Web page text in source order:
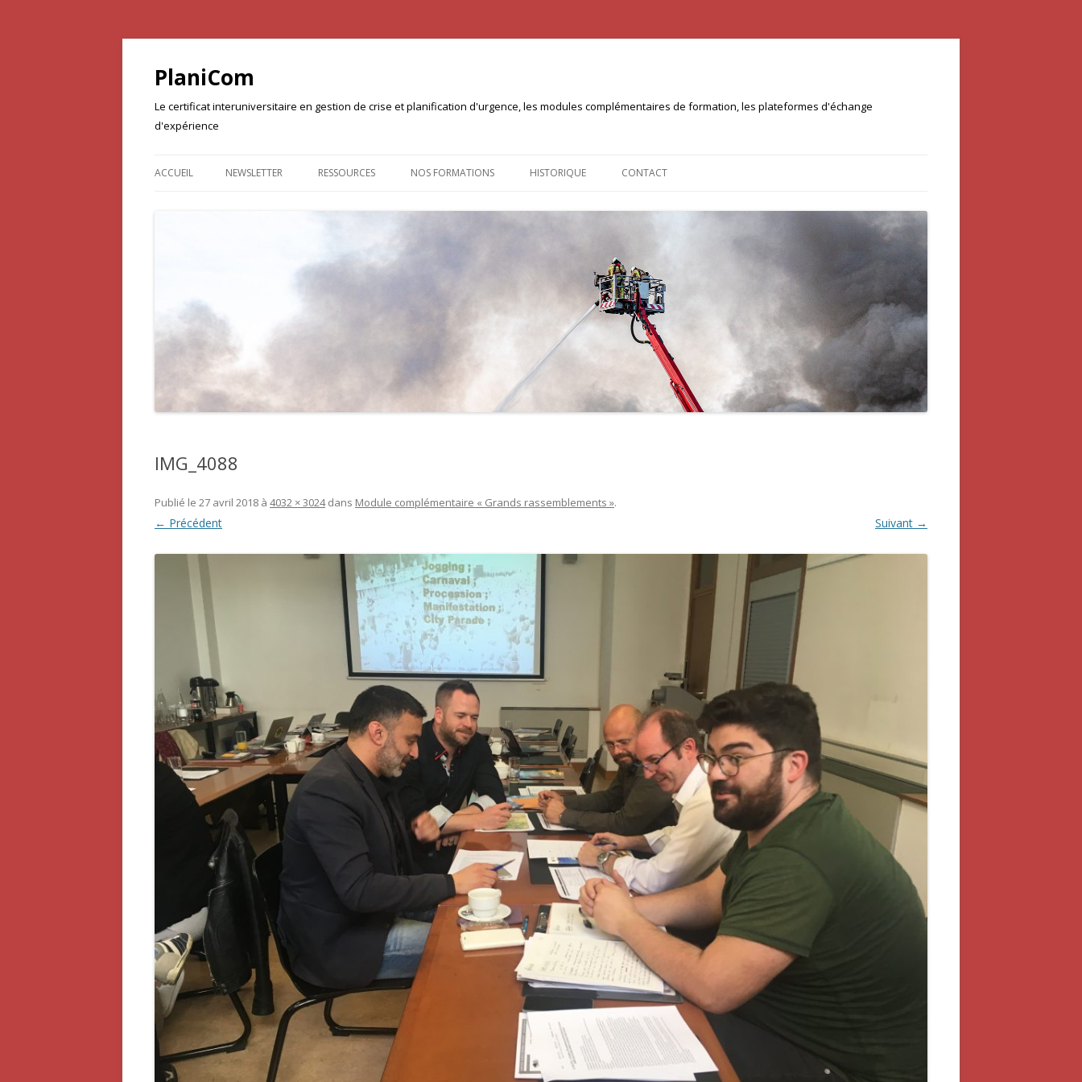
PlaniCom
Le certificat interuniversitaire en gestion de crise et planification d'urgence, les modules complémentaires de formation, les plateformes d'échange
d'expérience
au
contenu
ACCUEIL NEWSLETTER RESSOURCES NOS FORMATIONS HISTORIQUE CONTACT
IMG_4088
Publié le 27 avril 2018 à 4032 × 3024dans Module complémentaire « Grands rassemblements ».
← Précédent Suivant →